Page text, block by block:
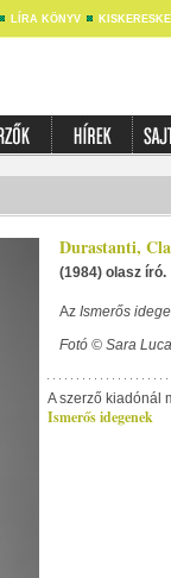
LÍRA KÖNYV
Durastanti,
(1984) olasz író.
Az Ismerős
Fotó © Sara
A szerző kiadónál
Ismerős idegenek